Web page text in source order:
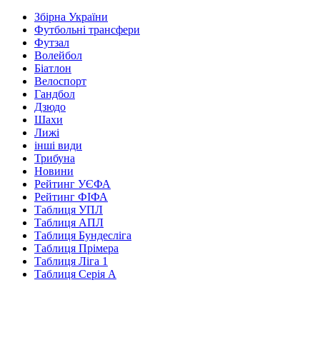
Збірна України
Футбольні трансфери
Футзал
Волейбол
Біатлон
Велоспорт
Гандбол
Дзюдо
Шахи
Лижі
інші види
Трибуна
Новини
Рейтинг УЄФА
Рейтинг ФІФА
Таблиця УПЛ
Таблиця АПЛ
Таблиця Бундесліга
Таблиця Прімера
Таблиця Ліга 1
Таблиця Серія А